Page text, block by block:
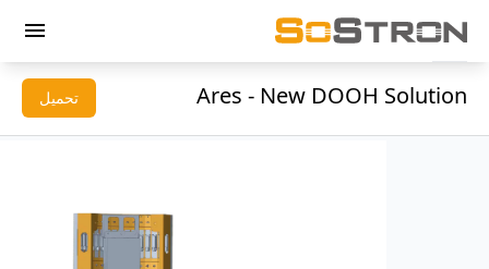
menu
Ares - New DOOH Solution تحميل